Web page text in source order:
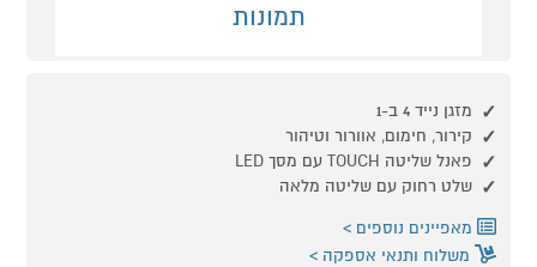
תמונות
מזגן נייד 4 ב-1
קירור, חימום, אוורור וטיהור
פאנל שליטה TOUCH עם מסך LED
שלט רחוק עם שליטה מלאה
מאפיינים נוספים
משלוח ותנאי אספקה